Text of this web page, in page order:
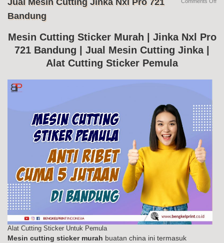
Jual Mesin Cutting Jinka Nxl Pro 721
Bandung
Mesin Cutting Sticker Murah | Jinka Nxl Pro
721 Bandung | Jual Mesin Cutting Jinka |
Alat Cutting Sticker Pemula
Alat Cutting Sticker Untuk Pemula
Mesin cutting sticker murah buatan china ini termasuk
Nxl